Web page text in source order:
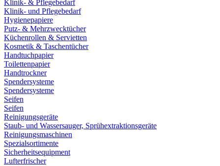
Klinik- & Pflegebedarf
Klinik- und Pflegebedarf
Hygienepapiere
Putz- & Mehrzwecktücher
Küchenrollen & Servietten
Kosmetik & Taschentücher
Handtuchpapier
Toilettenpapier
Handtrockner
Spendersysteme
Spendersysteme
Seifen
Seifen
Reinigungsgeräte
Staub- und Wassersauger, Sprühextraktionsgeräte
Reinigungsmaschinen
Spezialsortimente
Sicherheitsequipment
Lufterfrischer